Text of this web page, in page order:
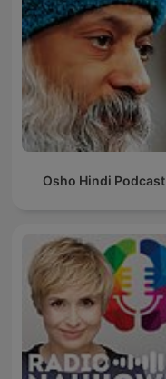
Osho Hindi Podcast